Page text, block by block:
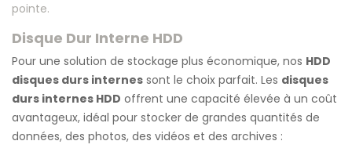
pointe.
Disque Dur Interne HDD
Pour une solution de stockage plus économique, nos HDD
disques durs internes sont le choix parfait. Les disques
durs internes HDD offrent une capacité élevée à un coût
avantageux, idéal pour stocker de grandes quantités de
données, des photos, des vidéos et des archives :